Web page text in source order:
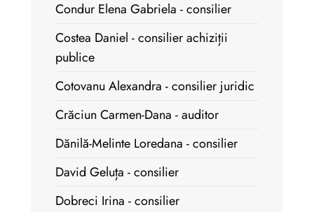
Condur Elena Gabriela - consilier
Costea Daniel - consilier achiziții
publice
Cotovanu Alexandra - consilier juridic
Crăciun Carmen-Dana - auditor
Dănilă-Melinte Loredana - consilier
David Geluța - consilier
Dobreci Irina - consilier